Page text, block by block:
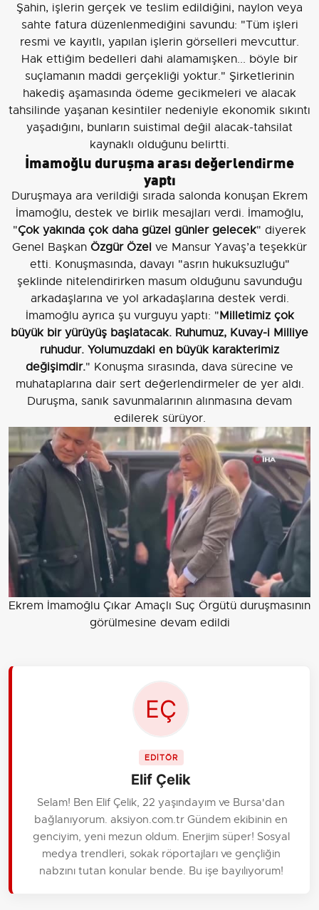
Şahin, işlerin gerçek ve teslim edildiğini, naylon veya
sahte fatura düzenlenmediğini savundu: "Tüm işleri
resmi ve kayıtlı, yapılan işlerin görselleri mevcuttur.
Hak ettiğim bedelleri dahi alamamışken... böyle bir
suçlamanın maddi gerçekliği yoktur." Şirketlerinin
hakediş aşamasında ödeme gecikmeleri ve alacak
tahsilinde yaşanan kesintiler nedeniyle ekonomik sıkıntı
yaşadığını, bunların suistimal değil alacak-tahsilat
kaynaklı olduğunu belirtti.
İmamoğlu duruşma arası değerlendirme
yaptı
Duruşmaya ara verildiği sırada salonda konuşan Ekrem
İmamoğlu, destek ve birlik mesajları verdi. İmamoğlu,
"Çok yakında çok daha güzel günler gelecek" diyerek
Genel Başkan Özgür Özel ve Mansur Yavaş’a teşekkür
etti. Konuşmasında, davayı "asrın hukuksuzluğu"
şeklinde nitelendirirken masum olduğunu savunduğu
arkadaşlarına ve yol arkadaşlarına destek verdi.
İmamoğlu ayrıca şu vurguyu yaptı: "Milletimiz çok
büyük bir yürüyüş başlatacak. Ruhumuz, Kuvay-i Milliye
ruhudur. Yolumuzdaki en büyük karakterimiz
değişimdir." Konuşma sırasında, dava sürecine ve
muhataplarına dair sert değerlendirmeler de yer aldı.
Duruşma, sanık savunmalarının alınmasına devam
edilerek sürüyor.
Ekrem İmamoğlu Çıkar Amaçlı Suç Örgütü duruşmasının
görülmesine devam edildi
EDİTÖR
Elif Çelik
Selam! Ben Elif Çelik, 22 yaşındayım ve Bursa'dan
bağlanıyorum. aksiyon.com.tr Gündem ekibinin en
genciyim, yeni mezun oldum. Enerjim süper! Sosyal
medya trendleri, sokak röportajları ve gençliğin
nabzını tutan konular bende. Bu işe bayılıyorum!